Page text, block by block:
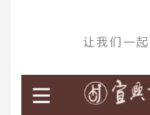
让我们一